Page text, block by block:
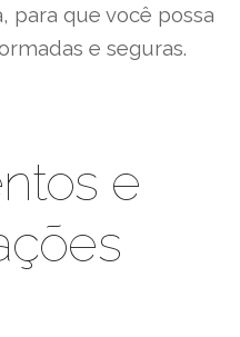
para que você possa
e seguras.
e